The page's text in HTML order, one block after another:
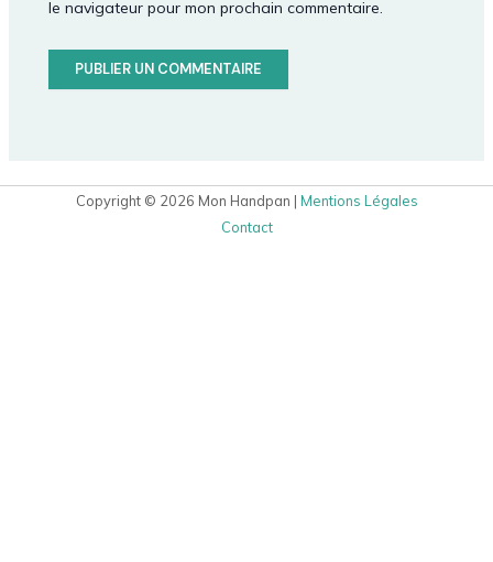
le navigateur pour mon prochain commentaire.
Copyright © 2026 Mon Handpan | Mentions Légales
Contact